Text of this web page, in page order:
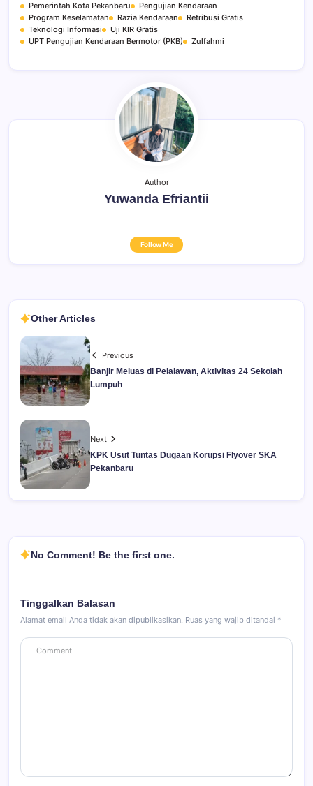
Pemerintah Kota Pekanbaru
Pengujian Kendaraan
Program Keselamatan
Razia Kendaraan
Retribusi Gratis
Teknologi Informasi
Uji KIR Gratis
UPT Pengujian Kendaraan Bermotor (PKB)
Zulfahmi
Author
Yuwanda Efriantii
Follow Me
Other Articles
Previous
Banjir Meluas di Pelalawan, Aktivitas 24 Sekolah
Lumpuh
Next
KPK Usut Tuntas Dugaan Korupsi Flyover SKA
Pekanbaru
No Comment! Be the first one.
Tinggalkan Balasan
Alamat email Anda tidak akan dipublikasikan. Ruas yang wajib ditandai *